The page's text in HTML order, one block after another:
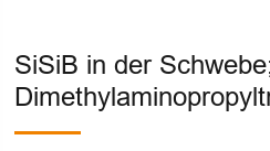
SiSiB in der